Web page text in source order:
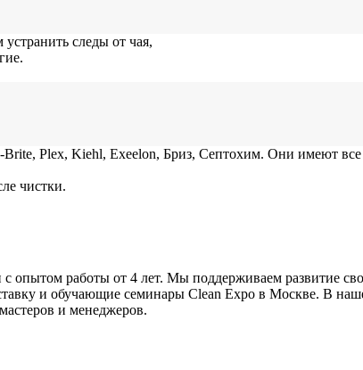
следы от чая,
Plex, Kiehl, Exeelon, Бриз, Септохим. Они имеют
чистки.
опытом работы от 4 лет. Мы поддерживаем развитие
и обучающие семинары Clean Expo в Москве. В
и менеджеров.